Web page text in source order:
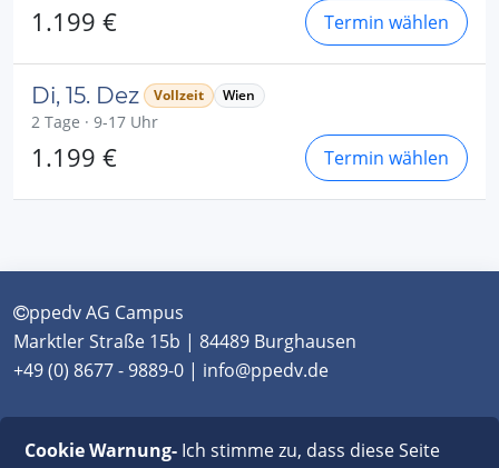
1.199 € Termin wählen
Di, 15. Dez Vollzeit Wien
2 Tage · 9-17 Uhr
1.199 € Termin wählen
ppedv AG Campus
Marktler Straße 15b | 84489 Burghausen
+49 (0) 8677 - 9889-0 | info@ppedv.de
Cookie Warnung-Ich stimme zu, dass diese Seite